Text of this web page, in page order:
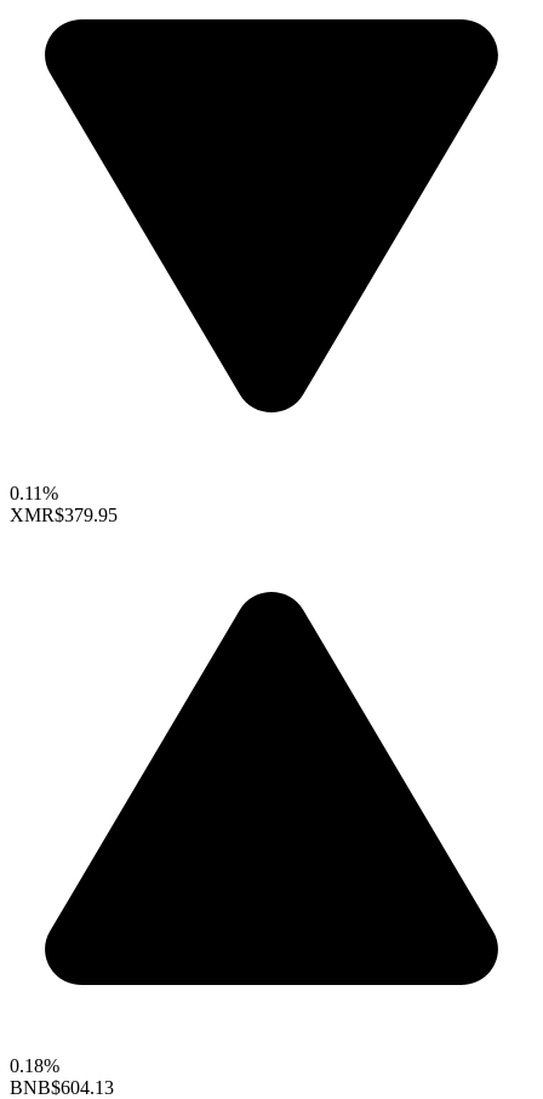
0.11%
XMR$379.95
0.18%
BNB$604.13